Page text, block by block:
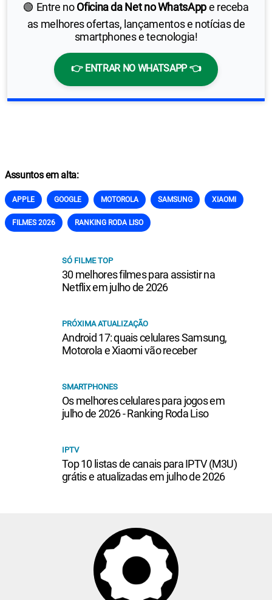
🟢 Entre noOficina da Net no WhatsAppe receba
as melhores ofertas, lançamentos e notícias de
smartphones e tecnologia!
👉 ENTRAR NO WHATSAPP 👈
Assuntos em alta:
APPLE GOOGLE MOTOROLA SAMSUNG XIAOMI
FILMES 2026 RANKING RODA LISO
SÓ FILME TOP
30 melhores filmes para assistir na
Netflix em julho de 2026
PRÓXIMA ATUALIZAÇÃO
Android 17: quais celulares Samsung,
Motorola e Xiaomi vão receber
SMARTPHONES
Os melhores celulares para jogos em
julho de 2026 - Ranking Roda Liso
IPTV
Top 10 listas de canais para IPTV (M3U)
grátis e atualizadas em julho de 2026